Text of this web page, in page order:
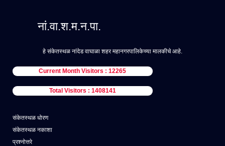
नां.वा.श.म.न.पा.
हे संकेतस्थळ नांदेड वाघाळा शहर महानगरपालिकेच्या मालकीचे आहे.
Current Month Visitors : 12265
Total Visitors : 1408141
संकेतस्थळ धोरण
संकेतस्थळ नकाशा
प्रश्नोत्तरे